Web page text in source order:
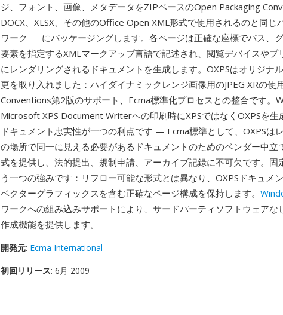
ジ、フォント、画像、メタデータをZIPベースのOpen Packaging
DOCX、XLSX、その他のOffice Open XML形式で使用されるのと同じ
ワーク — にパッケージングします。各ページは正確な座標でパス、
要素を指定するXMLマークアップ言語で記述され、閲覧デバイスやプ
にレンダリングされるドキュメントを生成します。OXPSはオリジナ
更を取り入れました：ハイダイナミックレンジ画像用のJPEG XRの使
Conventions第2版のサポート、Ecma標準化プロセスとの整合です。
Microsoft XPS Document Writerへの印刷時にXPSではなくOXPSを生
ドキュメント忠実性が一つの利点です — Ecma標準として、OXPSは
の場所で同一に見える必要があるドキュメントのためのベンダー中立
式を提供し、法的提出、規制申請、アーカイブ記録に不可欠です。固
う一つの強みです：リフロー可能な形式とは異なり、OXPSドキュメ
ベクターグラフィックスを含む正確なページ構成を保持します。
ワークへの組み込みサポートにより、サードパーティソフトウェアな
作成機能を提供します。
開発元: Ecma International
初回リリース: 6月 2009